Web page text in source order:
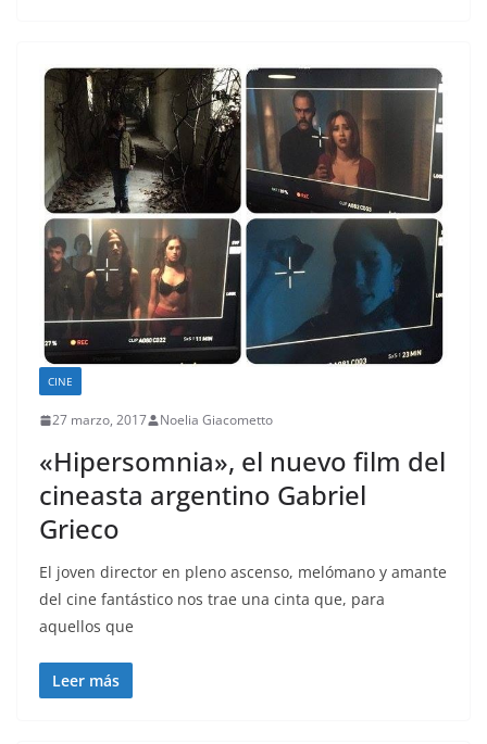
CINE
27 marzo, 2017 Noelia Giacometto
«Hipersomnia», el nuevo film del
cineasta argentino Gabriel
Grieco
El joven director en pleno ascenso, melómano y amante
del cine fantástico nos trae una cinta que, para
aquellos que
Leer más